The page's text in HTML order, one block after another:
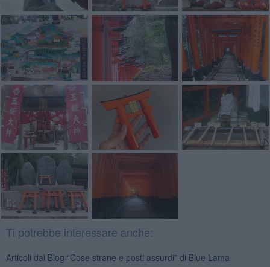
Ti potrebbe interessare anche:
Articoli dal Blog “Cose strane e posti assurdi” di Blue Lama